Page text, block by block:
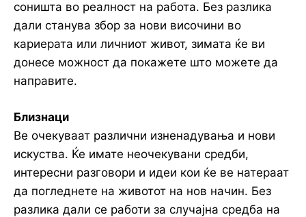
соништа во реалност на работа. Без разлика
дали станува збор за нови височини во
кариерата или личниот живот, зимата ќе ви
донесе можност да покажете што можете да
направите.
Близнаци
Ве очекуваат различни изненадувања и нови
искуства. Ќе имате неочекувани средби,
интересни разговори и идеи кои ќе ве натераат
да погледнете на животот на нов начин. Без
разлика дали се работи за случајна средба на